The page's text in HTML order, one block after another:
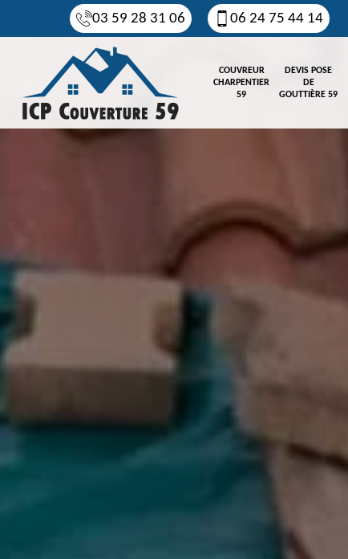
03 59 28 31 06 06 24 75 44 14
COUVREUR
CHARPENTIER
59
DEVIS POSE
DE
GOUTTIÈRE 59